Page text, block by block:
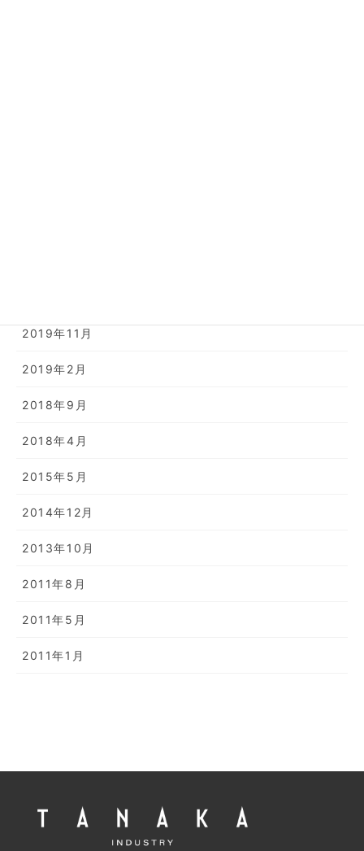
2019年11月
2019年2月
2018年9月
2018年4月
2015年5月
2014年12月
2013年10月
2011年8月
2011年5月
2011年1月